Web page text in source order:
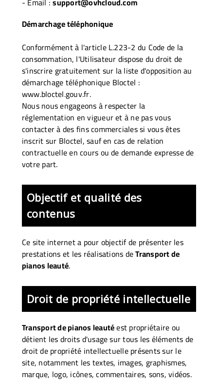
Démarchage téléphonique
Conformément à l'article L.223-2 du Code de la
consommation, l'Utilisateur dispose du droit de
s'inscrire gratuitement sur la liste d'opposition au
démarchage téléphonique Bloctel :
www.bloctel.gouv.fr.
Nous nous engageons à respecter la
réglementation en vigueur et à ne pas vous
contacter à des fins commerciales si vous êtes
inscrit sur Bloctel, sauf en cas de relation
contractuelle en cours ou de demande expresse de
votre part.
Objectif et qualité des
contenus
Ce site internet a pour objectif de présenter les
prestations et les réalisations deTransport de
pianos leauté.
Droit de propriété intellectuelle
Transport de pianos leautéest propriétaire ou
détient les droits d'usage sur tous les éléments de
droit de propriété intellectuelle présents sur le
site, notamment les textes, images, graphismes,
marque, logo, icônes, commentaires, sons, vidéos.